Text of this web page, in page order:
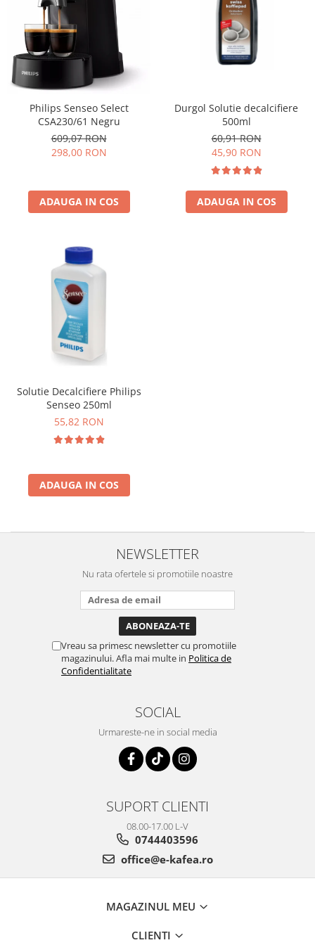
Illy Iperespresso
Nespresso Professional
Cremesso
Cafissimo
Cafea macinata
Philips Senseo Select
CSA230/61 Negru
609,07 RON
298,00 RON
ADAUGA IN COS
Durgol Solutie decalcifiere
500ml
60,91 RON
45,90 RON
ADAUGA IN COS
Solutie Decalcifiere Philips
Senseo 250ml
55,82 RON
ADAUGA IN COS
NEWSLETTER
Nu rata ofertele si promotiile noastre
Vreau sa primesc newsletter cu promotiile
magazinului. Afla mai multe in Politica de
Confidentialitate
SOCIAL
Urmareste-ne in social media
SUPORT CLIENTI
08.00-17.00 L-V
0744403596
office@e-kafea.ro
MAGAZINUL MEU
CLIENTI